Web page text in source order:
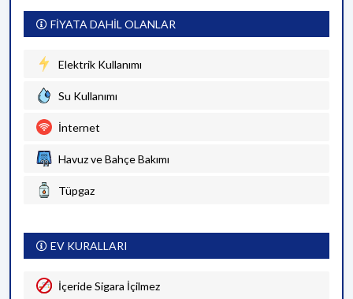
FİYATA DAHİL OLANLAR
Elektrik Kullanımı
Su Kullanımı
İnternet
Havuz ve Bahçe Bakımı
Tüpgaz
EV KURALLARI
İçeride Sigara İçilmez